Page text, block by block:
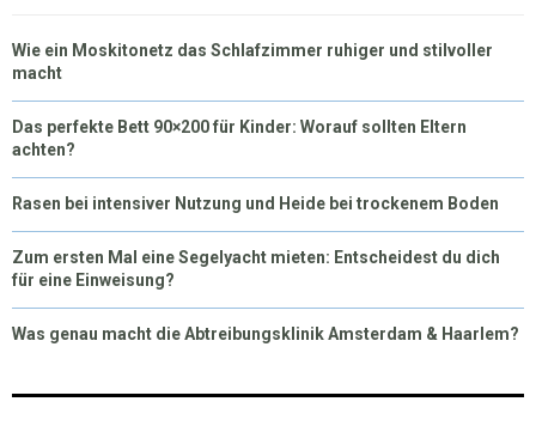
Wie ein Moskitonetz das Schlafzimmer ruhiger und stilvoller
macht
Das perfekte Bett 90×200 für Kinder: Worauf sollten Eltern
achten?
Rasen bei intensiver Nutzung und Heide bei trockenem Boden
Zum ersten Mal eine Segelyacht mieten: Entscheidest du dich
für eine Einweisung?
Was genau macht die Abtreibungsklinik Amsterdam & Haarlem?